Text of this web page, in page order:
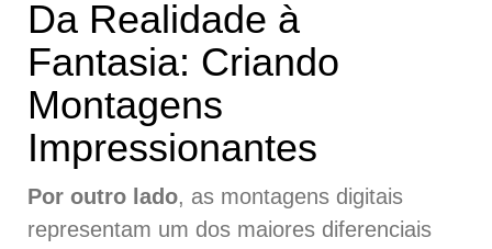
Da Realidade à
Fantasia: Criando
Montagens
Impressionantes
Por outro lado, as montagens digitais
representam um dos maiores diferenciais